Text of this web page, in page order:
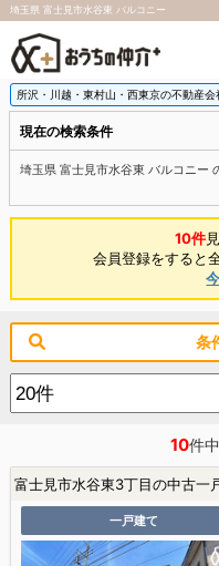
埼玉県 富士見市水谷東 バルコニー
所沢・川越・東村山・西東京の不動産
現在の検索条件
埼玉県 富士見市水谷東 バルコニー
10件
会員登録をすると
条
10件中
富士見市水谷東3丁目の中古一
一戸建て